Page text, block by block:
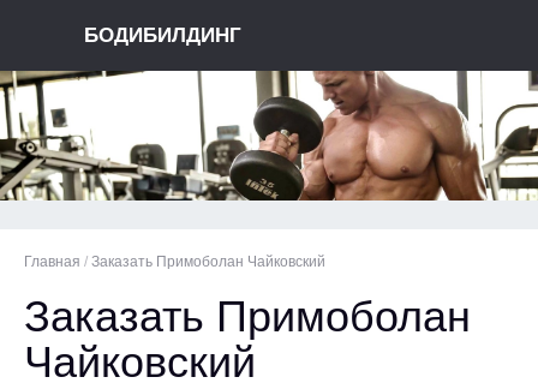
БОДИБИЛДИНГ
Главная / Заказать Примоболан Чайковский
Заказать Примоболан
Чайковский